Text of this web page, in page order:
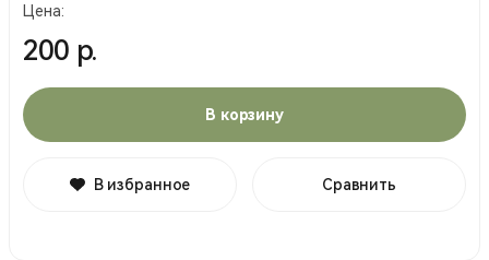
Цена:
200 р.
В корзину
В избранное Сравнить